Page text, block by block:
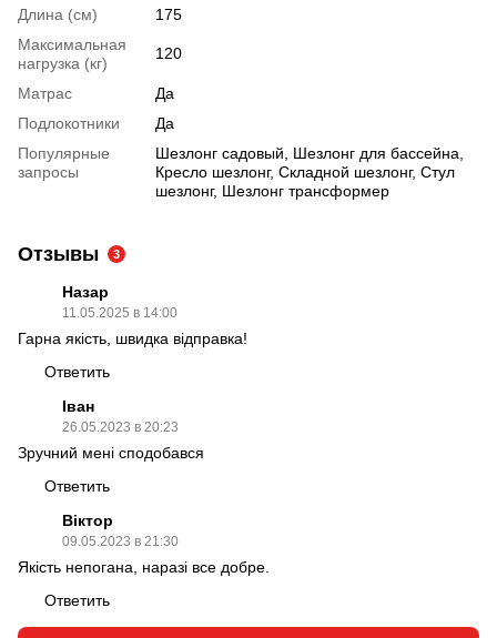
Длина (см)
175
Максимальная
нагрузка (кг)
120
Матрас
Да
Подлокотники
Да
Популярные
запросы
Шезлонг садовый, Шезлонг для бассейна,
Кресло шезлонг, Складной шезлонг, Стул
шезлонг, Шезлонг трансформер
Отзывы 3
Назар
11.05.2025 в 14:00
Гарна якість, швидка відправка!
Ответить
Іван
26.05.2023 в 20:23
Зручний мені сподобався
Ответить
Віктор
09.05.2023 в 21:30
Якість непогана, наразі все добре.
Ответить